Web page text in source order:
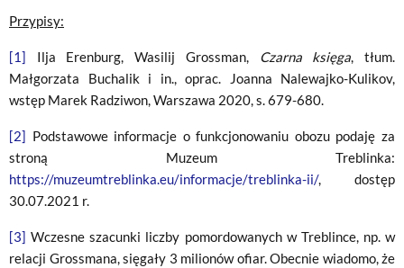
Przypisy:
[1] Ilja Erenburg, Wasilij Grossman, Czarna księga, tłum.
Małgorzata Buchalik i in., oprac. Joanna Nalewajko-Kulikov,
wstęp Marek Radziwon, Warszawa 2020, s. 679-680.
[2] Podstawowe informacje o funkcjonowaniu obozu podaję za
stroną Muzeum Treblinka:
https://muzeumtreblinka.eu/informacje/treblinka-ii/, dostęp
30.07.2021 r.
[3] Wczesne szacunki liczby pomordowanych w Treblince, np. w
relacji Grossmana, sięgały 3 milionów ofiar. Obecnie wiadomo, że